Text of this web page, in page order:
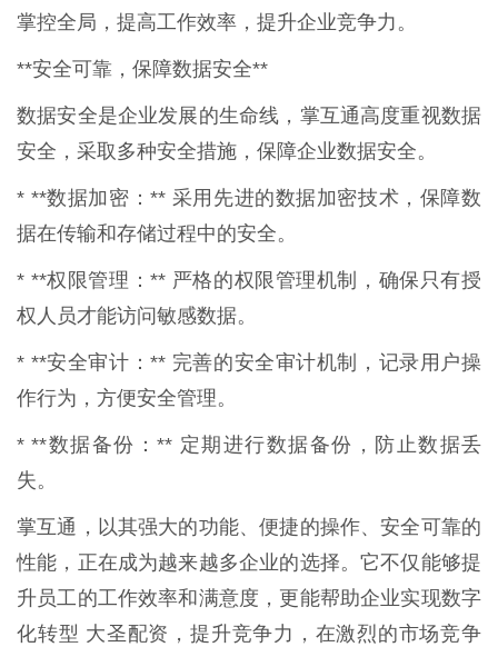
掌控全局，提高工作效率，提升企业竞争力。
**安全可靠，保障数据安全**
数据安全是企业发展的生命线，掌互通高度重视数据
安全，采取多种安全措施，保障企业数据安全。
* **数据加密：** 采用先进的数据加密技术，保障数
据在传输和存储过程中的安全。
* **权限管理：** 严格的权限管理机制，确保只有授
权人员才能访问敏感数据。
* **安全审计：** 完善的安全审计机制，记录用户操
作行为，方便安全管理。
* **数据备份：** 定期进行数据备份，防止数据丢
失。
掌互通，以其强大的功能、便捷的操作、安全可靠的
性能，正在成为越来越多企业的选择。它不仅能够提
升员工的工作效率和满意度，更能帮助企业实现数字
化转型 大圣配资，提升竞争力，在激烈的市场竞争